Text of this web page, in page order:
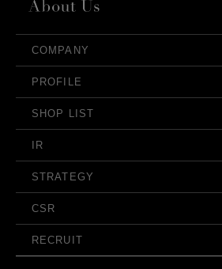
COMPANY
PROFILE
SHOP LIST
IR
STRATEGY
CSR
RECRUIT